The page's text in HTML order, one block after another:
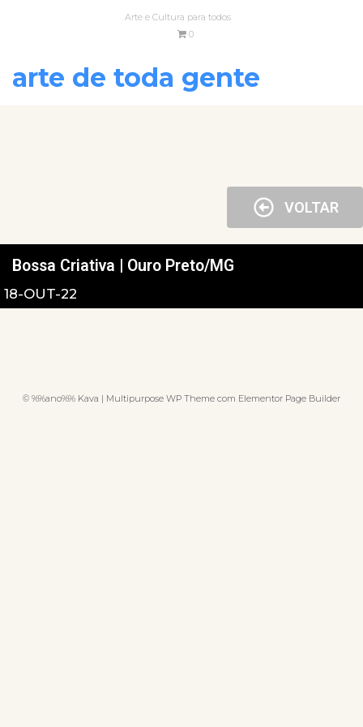
Arte e Cultura para todos
0
arte de toda gente
VOLTAR
Bossa Criativa | Ouro Preto/MG
18-OUT-22
© %%ano%% Kava | Multipurpose WP Theme com Elementor Page Builder